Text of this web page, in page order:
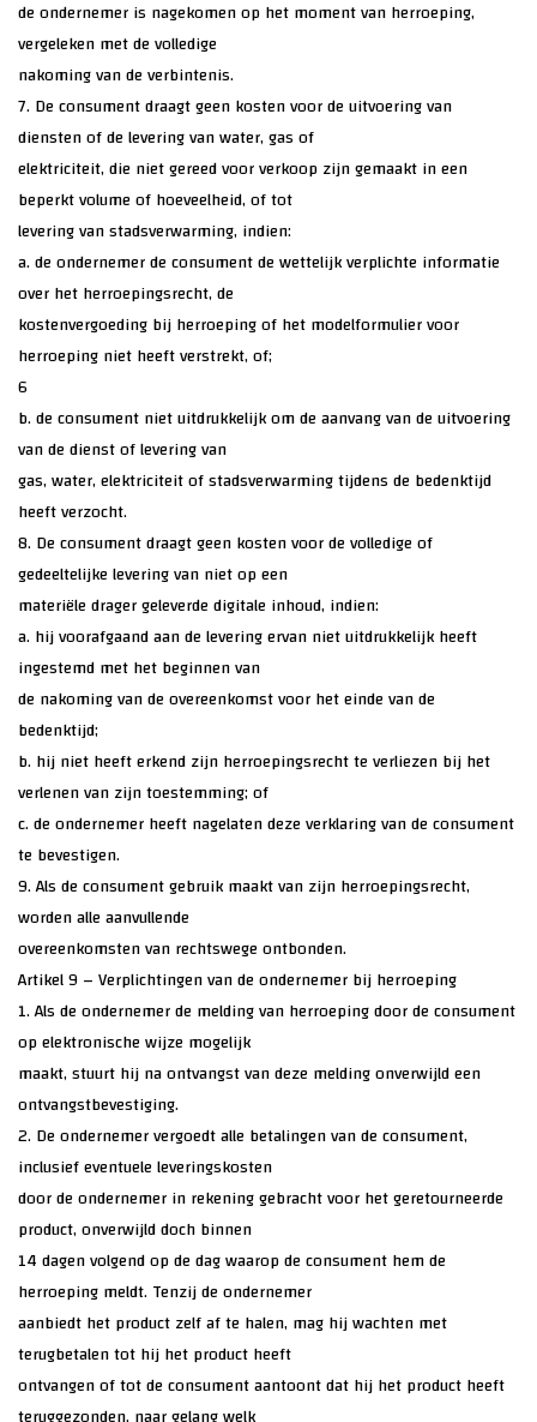
de ondernemer is nagekomen op het moment van herroeping,
vergeleken met de volledige
nakoming van de verbintenis.
7. De consument draagt geen kosten voor de uitvoering van
diensten of de levering van water, gas of
elektriciteit, die niet gereed voor verkoop zijn gemaakt in een
beperkt volume of hoeveelheid, of tot
levering van stadsverwarming, indien:
a. de ondernemer de consument de wettelijk verplichte informatie
over het herroepingsrecht, de
kostenvergoeding bij herroeping of het modelformulier voor
herroeping niet heeft verstrekt, of;
6
b. de consument niet uitdrukkelijk om de aanvang van de uitvoering
van de dienst of levering van
gas, water, elektriciteit of stadsverwarming tijdens de bedenktijd
heeft verzocht.
8. De consument draagt geen kosten voor de volledige of
gedeeltelijke levering van niet op een
materiële drager geleverde digitale inhoud, indien:
a. hij voorafgaand aan de levering ervan niet uitdrukkelijk heeft
ingestemd met het beginnen van
de nakoming van de overeenkomst voor het einde van de
bedenktijd;
b. hij niet heeft erkend zijn herroepingsrecht te verliezen bij het
verlenen van zijn toestemming; of
c. de ondernemer heeft nagelaten deze verklaring van de consument
te bevestigen.
9. Als de consument gebruik maakt van zijn herroepingsrecht,
worden alle aanvullende
overeenkomsten van rechtswege ontbonden.
Artikel 9 – Verplichtingen van de ondernemer bij herroeping
1. Als de ondernemer de melding van herroeping door de consument
op elektronische wijze mogelijk
maakt, stuurt hij na ontvangst van deze melding onverwijld een
ontvangstbevestiging.
2. De ondernemer vergoedt alle betalingen van de consument,
inclusief eventuele leveringskosten
door de ondernemer in rekening gebracht voor het geretourneerde
product, onverwijld doch binnen
14 dagen volgend op de dag waarop de consument hem de
herroeping meldt. Tenzij de ondernemer
aanbiedt het product zelf af te halen, mag hij wachten met
terugbetalen tot hij het product heeft
ontvangen of tot de consument aantoont dat hij het product heeft